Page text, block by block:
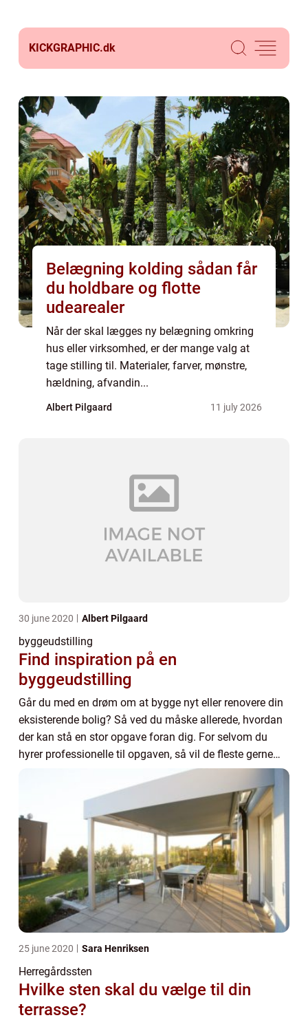
KICKGRAPHIC.dk
Belægning kolding sådan får
du holdbare og flotte
udearealer
Når der skal lægges ny belægning omkring
hus eller virksomhed, er der mange valg at
tage stilling til. Materialer, farver, mønstre,
hældning, afvandin...
Albert Pilgaard 11 july 2026
30 june 2020 Albert Pilgaard
byggeudstilling
Find inspiration på en
byggeudstilling
Går du med en drøm om at bygge nyt eller renovere din
eksisterende bolig? Så ved du måske allerede, hvordan
der kan stå en stor opgave foran dig. For selvom du
hyrer professionelle til opgaven, så vil de fleste gerne
sætte deres præg på boligen, så d...
25 june 2020 Sara Henriksen
Herregårdssten
Hvilke sten skal du vælge til din
terrasse?